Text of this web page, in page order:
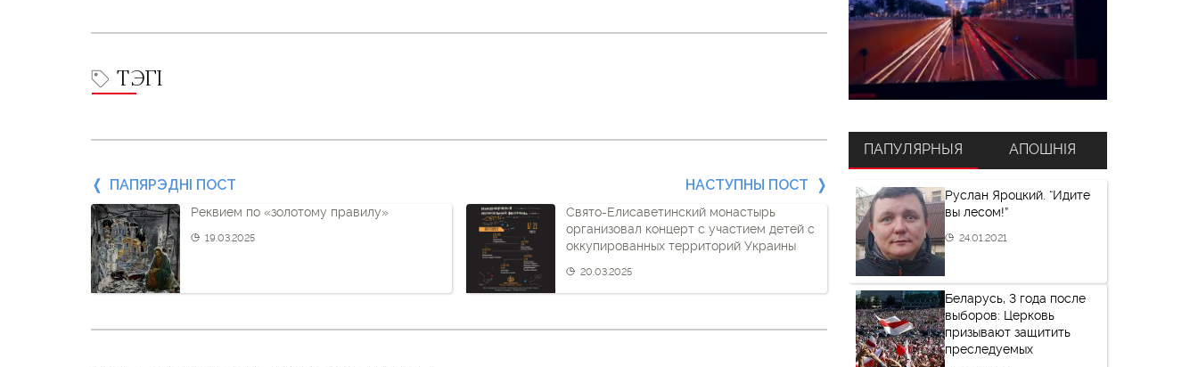
ТЭГІ
Папярэдні
пост
і
наступны
пост
ПАПЯРЭДНІ ПОСТ
Реквием по «золотому правилу»
19.03.2025
НАСТУПНЫ ПОСТ
Свято-Елисаветинский монастырь
организовал концерт с участием детей с
оккупированных территорий Украины
20.03.2025
ПАПУЛЯРНЫЯ
Руслан Яроцкий. “Идите
вы лесом!”
24.01.2021
Беларусь, 3 года после
выборов: Церковь
призывают защитить
преследуемых
АПОШНІЯ